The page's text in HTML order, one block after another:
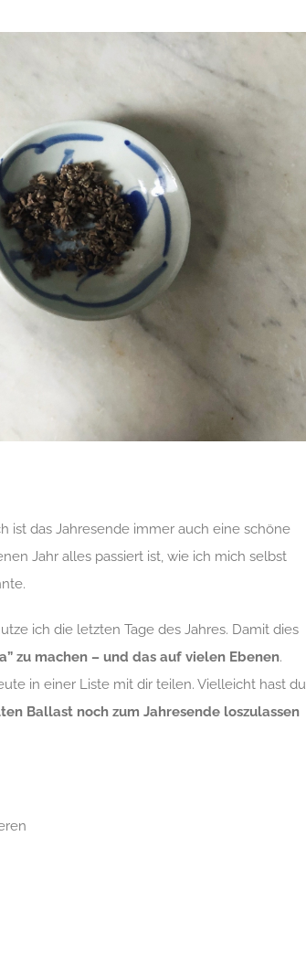
ist das Jahresende immer auch eine schöne
Jahr alles passiert ist, wie ich mich selbst
ich die letzten Tage des Jahres. Damit dies
zu machen – und das auf vielen Ebenen.
in einer Liste mit dir teilen. Vielleicht hast du
Ballast noch zum Jahresende loszulassen